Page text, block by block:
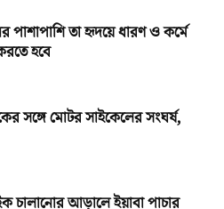
পাশাপাশি তা হৃদয়ে ধারণ ও কর্মে
হবে
সঙ্গে মোটর সাইকেলের সংঘর্ষ,
চালানোর আড়ালে ইয়াবা পাচার